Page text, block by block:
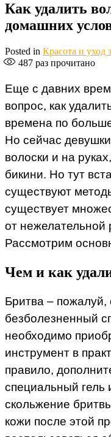
Как удалить
домашних
Posted in Красота и уход
487 раз прочитано
Еще с давних
вопрос, как
времена по
Но сейчас
волоски и на
бикини. Но тут
существуют
существует
от нежелательной
Рассмотрим
Чем и как
Бритва –
безболезненный
необходимо
инструмент в
правило,
специальный гель
скольжение
кожи после этой